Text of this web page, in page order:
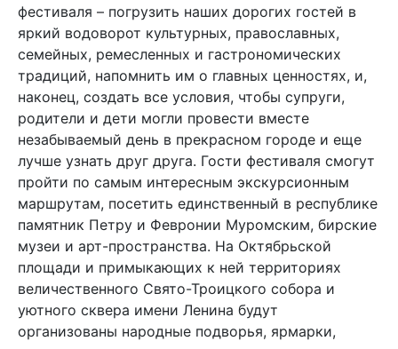
фестиваля – погрузить наших дорогих гостей в
яркий водоворот культурных, православных,
семейных, ремесленных и гастрономических
традиций, напомнить им о главных ценностях, и,
наконец, создать все условия, чтобы супруги,
родители и дети могли провести вместе
незабываемый день в прекрасном городе и еще
лучше узнать друг друга. Гости фестиваля смогут
пройти по самым интересным экскурсионным
маршрутам, посетить единственный в республике
памятник Петру и Февронии Муромским, бирские
музеи и арт-пространства. На Октябрьской
площади и примыкающих к ней территориях
величественного Свято-Троицкого собора и
уютного сквера имени Ленина будут
организованы народные подворья, ярмарки,